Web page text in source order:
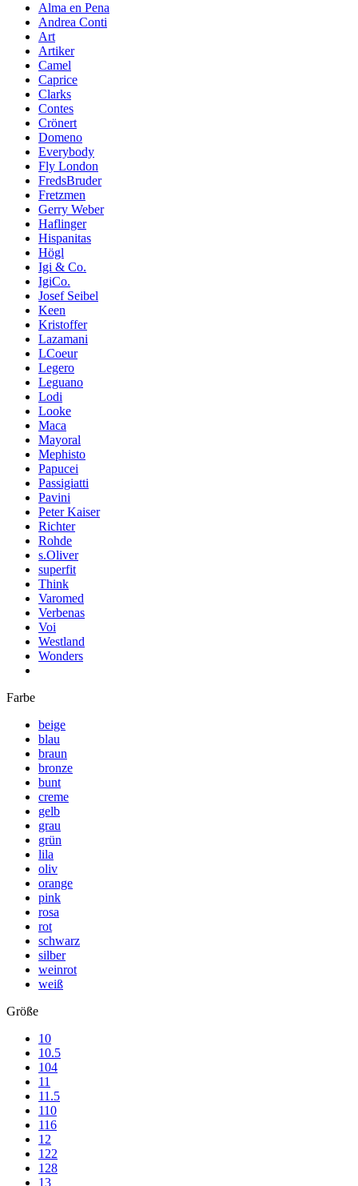
Alma en Pena
Andrea Conti
Art
Artiker
Camel
Caprice
Clarks
Contes
Crönert
Domeno
Everybody
Fly London
FredsBruder
Fretzmen
Gerry Weber
Haflinger
Hispanitas
Högl
Igi & Co.
IgiCo.
Josef Seibel
Keen
Kristoffer
Lazamani
LCoeur
Legero
Leguano
Lodi
Looke
Maca
Mayoral
Mephisto
Papucei
Passigiatti
Pavini
Peter Kaiser
Richter
Rohde
s.Oliver
superfit
Think
Varomed
Verbenas
Voi
Westland
Wonders
Farbe
beige
blau
braun
bronze
bunt
creme
gelb
grau
grün
lila
oliv
orange
pink
rosa
rot
schwarz
silber
weinrot
weiß
Größe
10
10.5
104
11
11.5
110
116
12
122
128
13